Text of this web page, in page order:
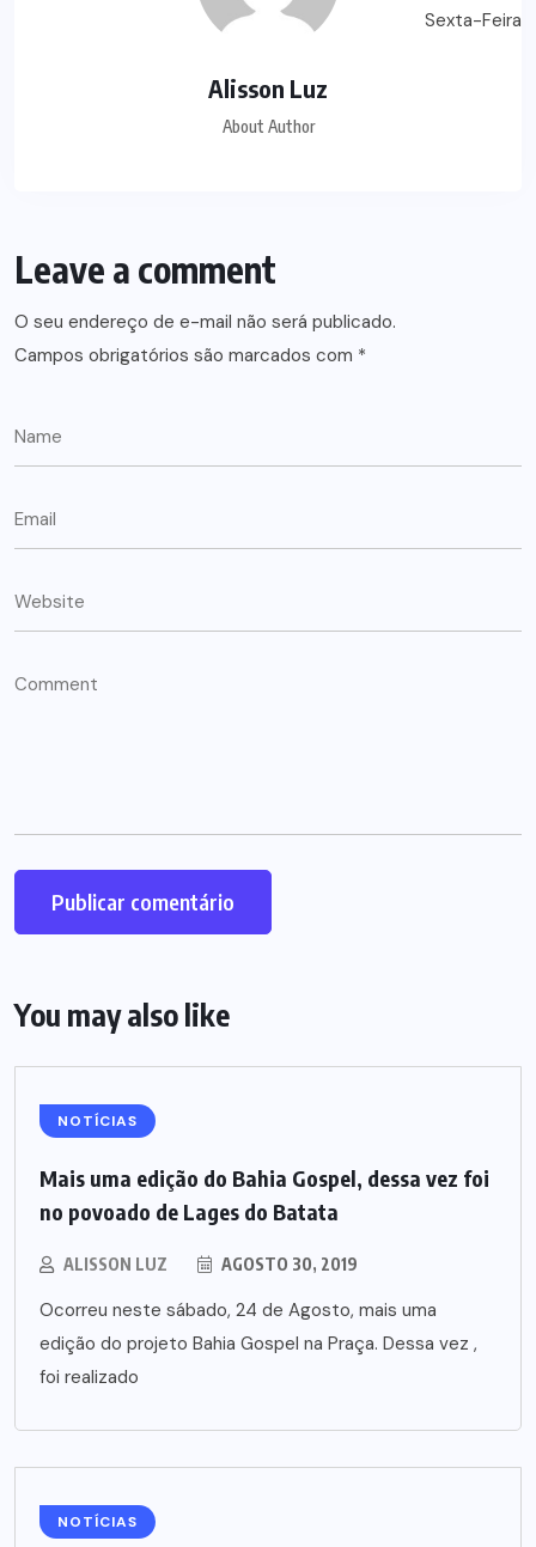
Alisson Luz
About Author
Leave a comment
O seu endereço de e-mail não será publicado.
Campos obrigatórios são marcados com *
You may also like
NOTÍCIAS
Mais uma edição do Bahia Gospel, dessa vez foi
no povoado de Lages do Batata
ALISSON LUZ AGOSTO 30, 2019
Ocorreu neste sábado, 24 de Agosto, mais uma
edição do projeto Bahia Gospel na Praça. Dessa vez ,
foi realizado
NOTÍCIAS